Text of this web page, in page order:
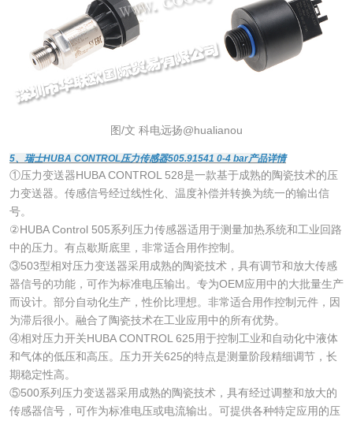
图/文 科电远扬@hualianou
5、瑞士HUBA CONTROL压力传感器505.91541 0-4 bar产品详情
①压力变送器HUBA CONTROL 528是一款基于成熟的陶瓷技术的压
力变送器。传感信号经过线性化、温度补偿并转换为统一的输出信
号。
②HUBA Control 505系列压力传感器适用于测量加热系统和工业回路
中的压力。有点歇斯底里，非常适合用作控制。
③503型相对压力变送器采用成熟的陶瓷技术，具有调节和放大传感
器信号的功能，可作为标准电压输出。专为OEM应用中的大批量生产
而设计。部分自动化生产，性价比理想。非常适合用作控制元件，因
为滞后很小。融合了陶瓷技术在工业应用中的所有优势。
④相对压力开关HUBA CONTROL 625用于控制工业和自动化中液体
和气体的低压和高压。压力开关625的特点是测量阶段精细调节，长
期稳定性高。
⑤500系列压力变送器采用成熟的陶瓷技术，具有经过调整和放大的
传感器信号，可作为标准电压或电流输出。可提供各种特定应用的压